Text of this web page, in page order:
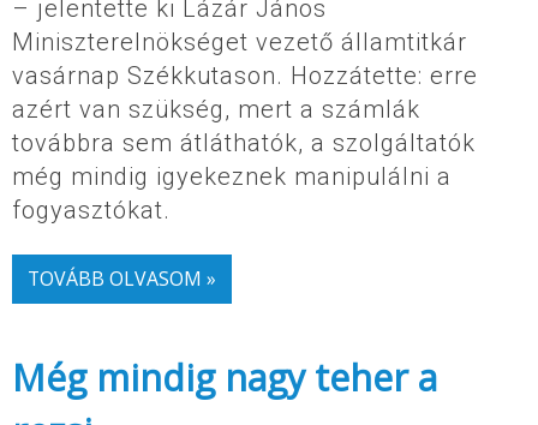
– jelentette ki Lázár János
Miniszterelnökséget vezető államtitkár
vasárnap Székkutason. Hozzátette: erre
azért van szükség, mert a számlák
továbbra sem átláthatók, a szolgáltatók
még mindig igyekeznek manipulálni a
fogyasztókat.
TOVÁBB OLVASOM »
Még mindig nagy teher a